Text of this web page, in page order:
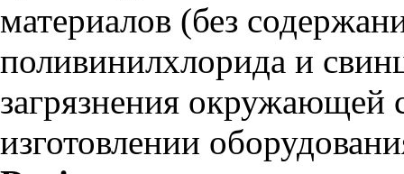
материалов (без
поливинилхлорида и
загрязнения окружающей
изготовлении